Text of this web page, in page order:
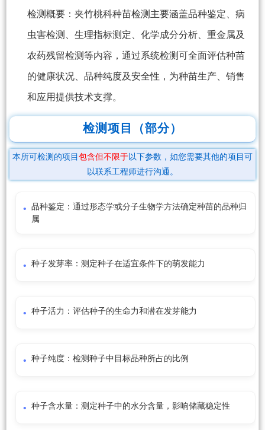
检测概要：夹竹桃科种苗检测主要涵盖品种鉴定、病
虫害检测、生理指标测定、化学成分分析、重金属及
农药残留检测等内容，通过系统检测可全面评估种苗
的健康状况、品种纯度及安全性，为种苗生产、销售
和应用提供技术支撑。
检测项目（部分）
本所可检测的项目 包含但不限于以下参数，如您需要其他的项目可
以联系工程师进行沟通。
品种鉴定：通过形态学或分子生物学方法确定种苗的品种归
属
种子发芽率：测定种子在适宜条件下的萌发能力
种子活力：评估种子的生命力和潜在发芽能力
种子纯度：检测种子中目标品种所占的比例
种子含水量：测定种子中的水分含量，影响储藏稳定性